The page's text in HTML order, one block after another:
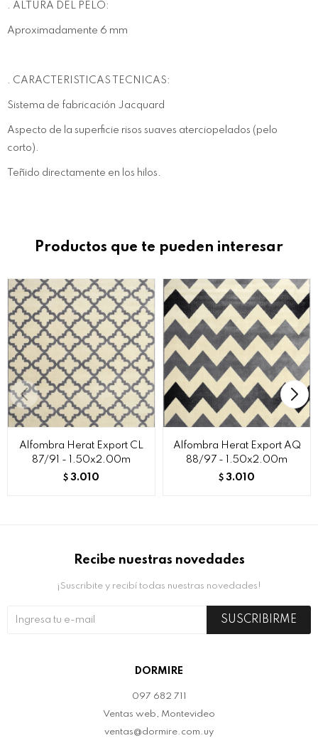
. ALTURA DEL PELO:
Aproximadamente 6 mm
. CARACTERISTICAS TECNICAS:
Sistema de fabricación Jacquard
Aspecto de la superficie risos suaves aterciopelados (pelo
corto).
Teñido directamente en los hilos.
Productos que te pueden interesar
Alfombra Herat Export CL
87/91 - 1.50x2.00m
$ 3.010
Alfombra Herat Export AQ
88/97 - 1.50x2.00m
$ 3.010
DORMIRE
097 682 711
Ventas web, Montevideo
ventas@dormire.com.uy
Recibe nuestras novedades
¡Suscribite y recibí todas nuestras novedades!
SUSCRIBIRME